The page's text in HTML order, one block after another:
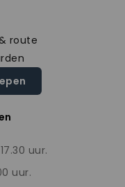
route
uur.
uur.